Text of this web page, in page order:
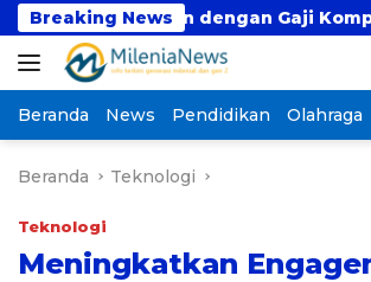
Langsung
ke
konten
Breaking News
dengan Gaji Kompetitif di Era
Beranda News Pendidikan Olahraga
Beranda Teknologi
Teknologi
Meningkatkan